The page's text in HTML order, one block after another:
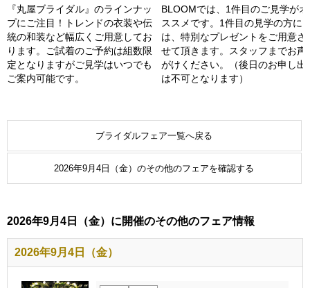
『丸屋ブライダル』のラインナッ
プにご注目！トレンドの衣装や伝
統の和装など幅広くご用意してお
ります。ご試着のご予約は組数限
定となりますがご見学はいつでも
ご案内可能です。
BLOOMでは、1件目のご見学がオ
ススメです。1件目の見学の方に
は、特別なプレゼントをご用意さ
せて頂きます。スタッフまでお声
がけください。（後日のお申し出
は不可となります）
ブライダルフェア一覧へ戻る
2026年9月4日（金）のその他のフェアを確認する
2026年9月4日（金）に開催のその他のフェア情報
2026年9月4日（金）